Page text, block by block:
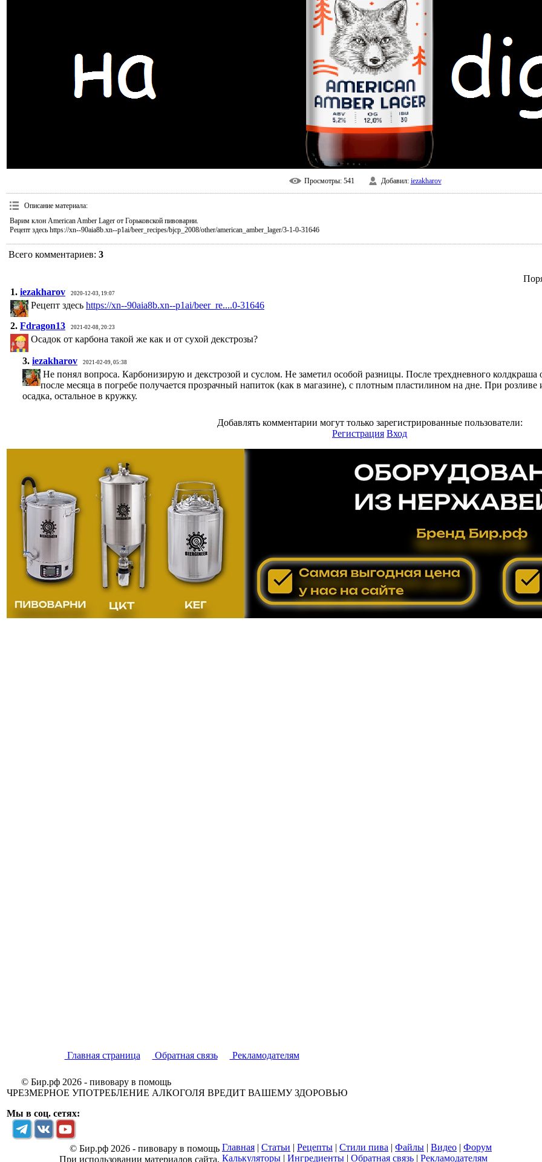
Просмотры: 541 Добавил: iezakharov
Описание материала:
Варим клон American Amber Lager от Горьковской пивоварни.
Рецепт здесь https://xn--90aia8b.xn--p1ai/beer_recipes/bjcp_2008/other/american_amber_lager/3-1-0-31646
Всего комментариев: 3
1. iezakharov 2020-12-03, 19:07
Рецепт здесь https://xn--90aia8b.xn--p1ai/beer_re....0-31646
2. Fdragon13 2021-02-08, 20:23
Осадок от карбона такой же как и от сухой декстрозы?
3. iezakharov 2021-02-09, 05:38
Не понял вопроса. Карбонизирую и декстрозой и суслом. Не заметил особой разницы. После трехдневного
после месяца в погребе получается прозрачный напиток (как в магазине), с плотным пластилином на дне. При
осадка, остальное в кружку.
Добавлять комментарии могут только зарегистрированные пользователи:
Регистрация Вход
Главная страница Обратная связь Рекламодателям
© Бир.рф 2026 - пивовару в помощь
ЧРЕЗМЕРНОЕ УПОТРЕБЛЕНИЕ АЛКОГОЛЯ ВРЕДИТ ВАШЕМУ ЗДОРОВЬЮ
Мы в соц. сетях:
© Бир.рф 2026 - пивовару в помощь
При использовании материалов сайта,
Главная | Статьи | Рецепты | Стили пива | Файлы | Видео | Форум
Калькуляторы | Ингредиенты | Обратная связь | Рекламодателям